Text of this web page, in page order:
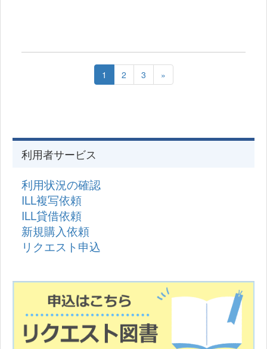
1 2 3 »
利用者サービス
利用状況の確認
ILL複写依頼
ILL貸借依頼
新規購入依頼
リクエスト申込